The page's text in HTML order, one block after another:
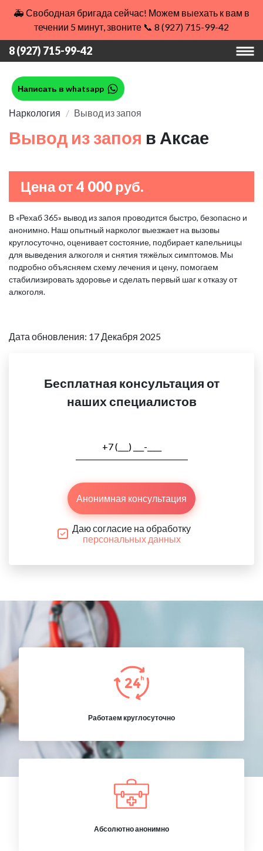
🚑 Свободная бригада сейчас! Можем выехать к вам в
течении 5 минут, звоните 📞 8 (927) 715-99-42
8 (927) 715-99-42
Написать в whatsapp
Наркология Вывод из запоя
Вывод из запоя в Аксае
Цена от 4 000 руб.
В «Рехаб 365» вывод из запоя проводится быстро, безопасно и
анонимно. Наш опытный нарколог выезжает на вызовы
круглосуточно, оценивает состояние, подбирает капельницы
для выведения алкоголя и снятия тяжёлых симптомов. Мы
подробно объясняем схему лечения и цену, помогаем
стабилизировать здоровье и сделать первый шаг к отказу от
алкоголя.
Дата обновления: 17 Декабря 2025
Бесплатная консультация от
наших специалистов
Анонимная консультация
Даю согласие на обработку
персональных данных
Работаем круглосуточно
Абсолютно анонимно